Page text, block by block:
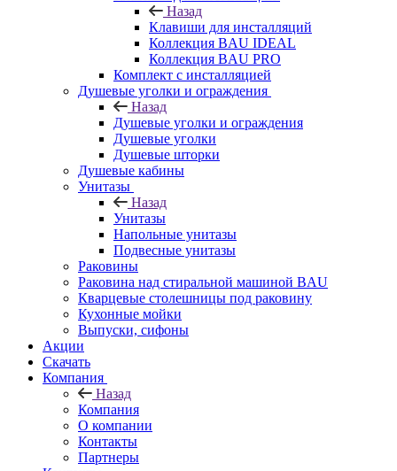
Назад
Клавиши для инсталляций
Коллекция BAU IDEAL
Коллекция BAU PRO
Комплект с инсталляцией
Душевые уголки и ограждения
Назад
Душевые уголки и ограждения
Душевые уголки
Душевые шторки
Душевые кабины
Унитазы
Назад
Унитазы
Напольные унитазы
Подвесные унитазы
Раковины
Раковина над стиральной машиной BAU
Кварцевые столешницы под раковину
Кухонные мойки
Выпуски, сифоны
Акции
Скачать
Компания
Назад
Компания
О компании
Контакты
Партнеры